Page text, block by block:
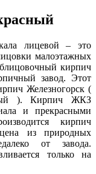
лицевой – это
малоэтажных
кирпич
завод. Этот
Железногорск (
). Кирпич ЖКЗ
и прекрасными
кирпич
из природных
от завода.
только на